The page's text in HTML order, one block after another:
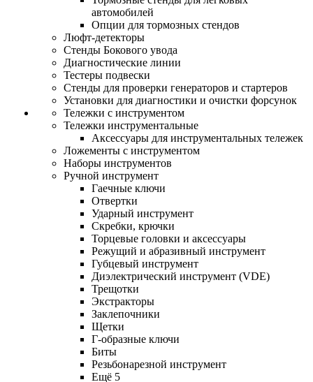
автомобилей
Опции для тормозных стендов
Люфт-детекторы
Стенды Бокового увода
Диагностические линии
Тестеры подвески
Стенды для проверки генераторов и стартеров
Установки для диагностики и очистки форсунок
Тележки с инструментом
Тележки инструментальные
Аксессуары для инструментальных тележек
Ложементы с инструментом
Наборы инструментов
Ручной инструмент
Гаечные ключи
Отвертки
Ударный инструмент
Скребки, крючки
Торцевые головки и аксессуары
Режущий и абразивный инструмент
Губцевый инструмент
Диэлектрический инструмент (VDE)
Трещотки
Экстракторы
Заклепочники
Щетки
Г-образные ключи
Биты
Резьбонарезной инструмент
Ещё 5